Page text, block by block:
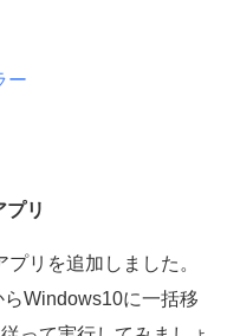
ー
リ
リを追加しました。
Windows10に一括移